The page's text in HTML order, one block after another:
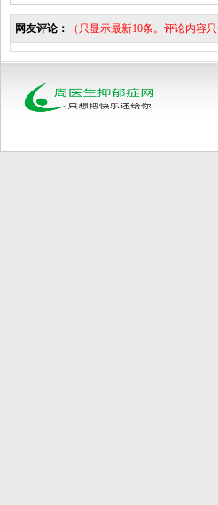
网友评论： （只显示最新10条。评论内容